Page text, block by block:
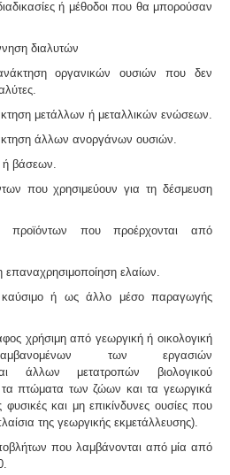
ποιότητας ISO
να πιστοποιηθούν κατά
για δουλειές με το δημόσιο
νομοθεσία (τρόφιμα-ποτά) ή
(εξαγωγές). Κλειδί στην
διαχείρισης ποιότητας.
ή μέθοδοι που θα μπορούσαν
διαλυτών
οργανικών ουσιών που δεν
μετάλλων ή μεταλλικών ενώσεων.
άλλων ανοργάνων ουσιών.
ή βάσεων.
που χρησιμεύουν για τη δέσμευση
προϊόντων που προέρχονται από
ελαίων.
ή ως άλλο μέσο παραγωγής
χρήσιμη από γεωργική ή οικολογική
των εργασιών
άλλων μετατροπών βιολογικού
πτώματα των ζώων και τα γεωργικά
και μη επικίνδυνες ουσίες που
της γεωργικής εκμετάλλευσης).
που λαμβάνονται από μία από